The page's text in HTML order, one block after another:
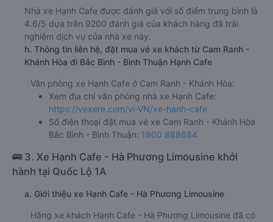
Nhà xe Hạnh Cafe được đánh giá với số điểm trung bình là
4.6/5 dựa trên 9200 đánh giá của khách hàng đã trải
nghiệm dịch vụ của nhà xe này.
h. Thông tin liên hệ, đặt mua vé xe khách từ Cam Ranh -
Khánh Hòa đi Bắc Bình - Bình Thuận Hạnh Cafe
Văn phòng xe Hạnh Cafe ở Cam Ranh - Khánh Hòa:
Xem địa chỉ văn phòng nhà xe Hạnh Cafe:
https://vexere.com/vi-VN/xe-hanh-cafe
Số điện thoại đặt mua vé xe Cam Ranh - Khánh Hòa
Bắc Bình - Bình Thuận: 1900 888684
🚌 3. Xe Hạnh Cafe - Hà Phương Limousine khởi
hành tại Quốc Lộ 1A
a. Giới thiệu xe Hạnh Cafe - Hà Phương Limousine
Hãng xe khách Hạnh Cafe - Hà Phương Limousine đã có